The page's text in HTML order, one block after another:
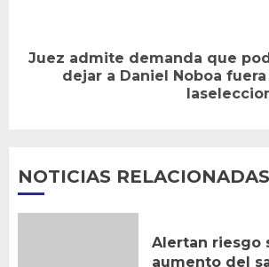
Siguiente
Juez admite demanda que
dejar a Daniel Noboa
NOTICIAS RELACIONADAS
Alertan riesgo
aumento del